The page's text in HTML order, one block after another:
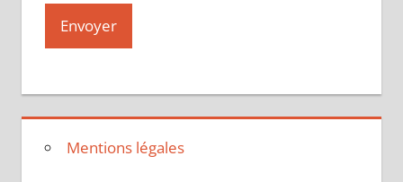
Mentions légales